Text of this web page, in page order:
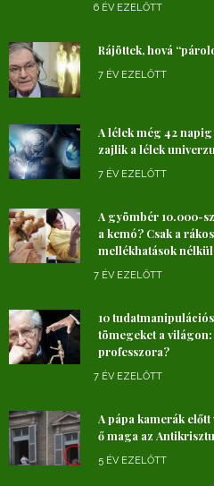
6 ÉV EZELŐTT
Rájöttek, hová
7 ÉV EZELŐTT
A lélek még 42
zajlik a lélek
7 ÉV EZELŐTT
A gyömbér 10.000-
a kemó? Csak a
mellékhatások
7 ÉV EZELŐTT
10
tömegeket a
professzora?
7 ÉV EZELŐTT
A pápa kamerák
ő maga az
5 ÉV EZELŐTT